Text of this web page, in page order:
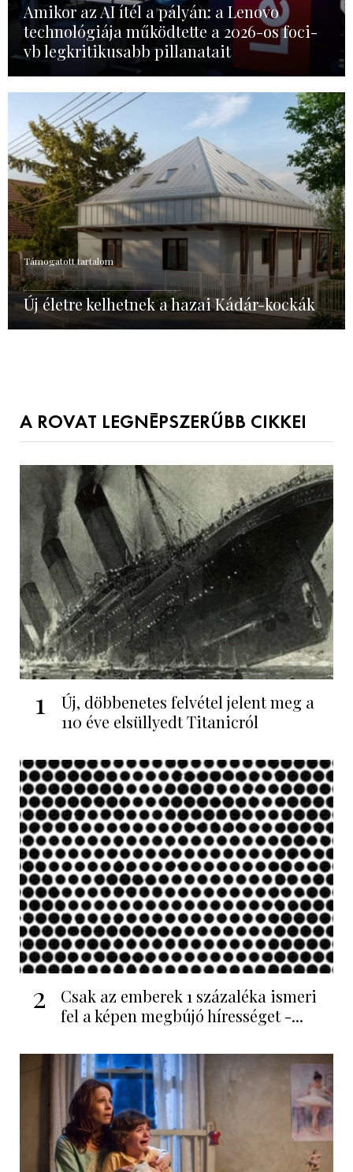
Amikor az AI ítél a pályán: a Lenovo
technológiája működtette a 2026-os foci-
vb legkritikusabb pillanatait
Támogatott tartalom
Új életre kelhetnek a hazai Kádár-kockák
A ROVAT LEGNÉPSZERŰBB CIKKEI
1
Új, döbbenetes felvétel jelent meg a
110 éve elsüllyedt Titanicról
2
Csak az emberek 1 százaléka ismeri
fel a képen megbújó hírességet -...